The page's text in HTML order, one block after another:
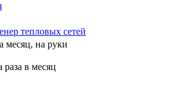
тепловых сетей
месяц, на руки
в месяц